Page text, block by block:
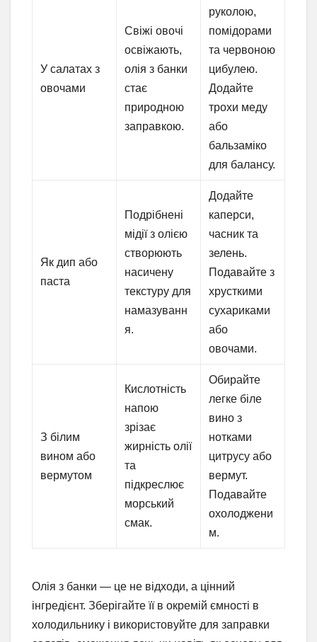
У салатах з
овочами
Свіжі овочі
освіжають,
олія з банки
стає
природною
заправкою.
руколою,
помідорами
та червоною
цибулею.
Додайте
трохи меду
або
бальзаміко
для балансу.
Як дип або
паста
Подрібнені
мідії з олією
створюють
насичену
текстуру для
намазуванн
я.
Додайте
каперси,
часник та
зелень.
Подавайте з
хрусткими
сухариками
або
овочами.
З білим
вином або
вермутом
Кислотність
напою
зрізає
жирність олії
та
підкреслює
морський
смак.
Обирайте
легке біле
вино з
нотками
цитрусу або
вермут.
Подавайте
охолоджени
м.
Олія з банки — це не відходи, а цінний
інгредієнт. Зберігайте її в окремій ємності в
холодильнику і використовуйте для заправки